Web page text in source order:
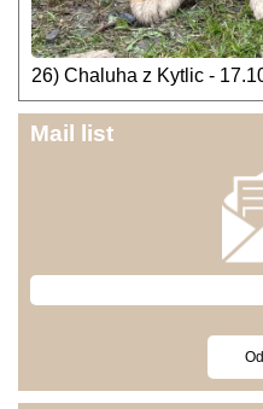
26) Chaluha z Kytlic -
Mail list